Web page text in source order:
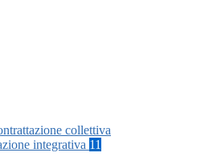
collettiva
integrativa 11